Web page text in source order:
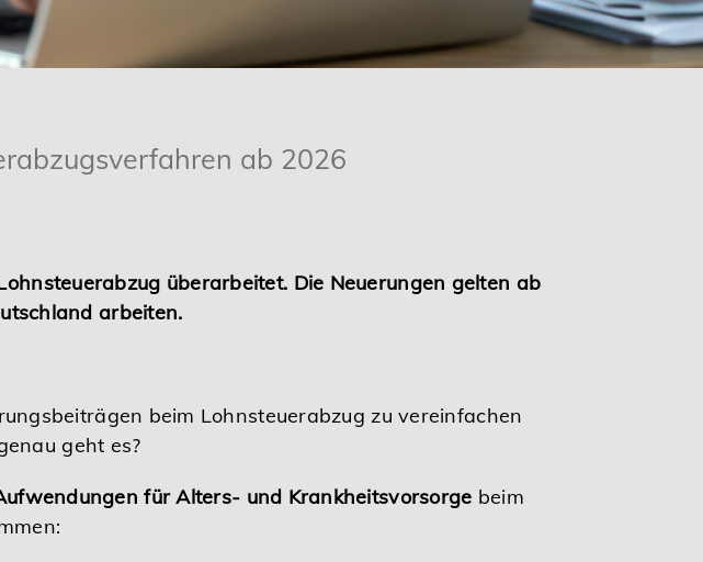
ab 2026
überarbeitet. Die Neuerungen gelten ab
arbeiten.
beim Lohnsteuerabzug zu vereinfachen
geht es?
für Alters- und Krankheitsvorsorge beim